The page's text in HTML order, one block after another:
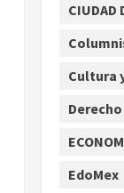
CIUDAD
Cultura
Derecho
EdoMex